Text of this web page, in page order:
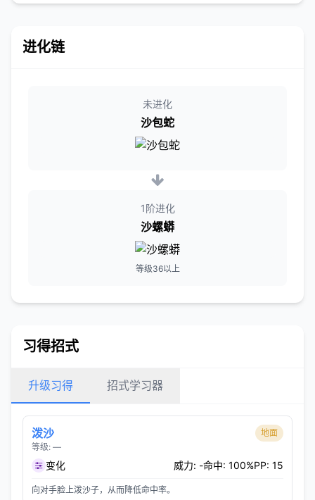
进化链
未进化
沙包蛇
1阶进化
沙螺蟒
等级36以上
习得招式
升级习得 招式学习器
泼沙
等级: —
地面
变化 威力: -命中: 100%PP: 15
向对手脸上泼沙子，从而降低命中率。